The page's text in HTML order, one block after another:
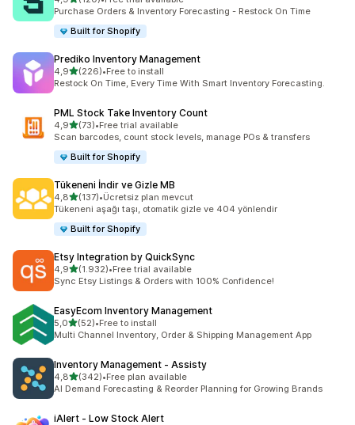
toplam 120 değerlendirme
Purchase Orders & Inventory Forecasting - Restock On Time
Built for Shopify
Prediko Inventory Management
4,95 yıldız üzerinden
(226)
toplam 226 değerlendirme
•Free to install
Restock On Time, Every Time With Smart Inventory Forecasting.
PML Stock Take Inventory Count
4,95 yıldız üzerinden
(73)
toplam 73 değerlendirme
•Free trial available
Scan barcodes, count stock levels, manage POs & transfers
Built for Shopify
Tükeneni İndir ve Gizle MB
4,85 yıldız üzerinden
(137)
toplam 137 değerlendirme
•Ücretsiz plan mevcut
Tükeneni aşağı taşı, otomatik gizle ve 404 yönlendir
Built for Shopify
Etsy Integration by QuickSync
4,95 yıldız üzerinden
(1.932)
toplam 1932 değerlendirme
•Free trial available
Sync Etsy Listings & Orders with 100% Confidence!
EasyEcom Inventory Management
5,05 yıldız üzerinden
(52)
toplam 52 değerlendirme
•Free to install
Multi Channel Inventory, Order & Shipping Management App
Inventory Management ‑ Assisty
4,85 yıldız üzerinden
(342)
toplam 342 değerlendirme
•Free plan available
AI Demand Forecasting & Reorder Planning for Growing Brands
iAlert ‑ Low Stock Alert